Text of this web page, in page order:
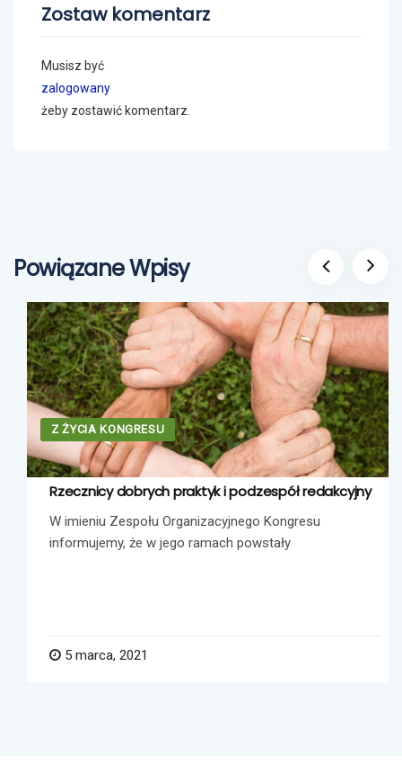
Zostaw komentarz
Musisz być
zalogowany
żeby zostawić komentarz.
Powiązane Wpisy
Z ŻYCIA KONGRESU
Rzecznicy dobrych praktyk i podzespół redakcyjny
W imieniu Zespołu Organizacyjnego Kongresu
informujemy, że w jego ramach powstały
5 marca, 2021